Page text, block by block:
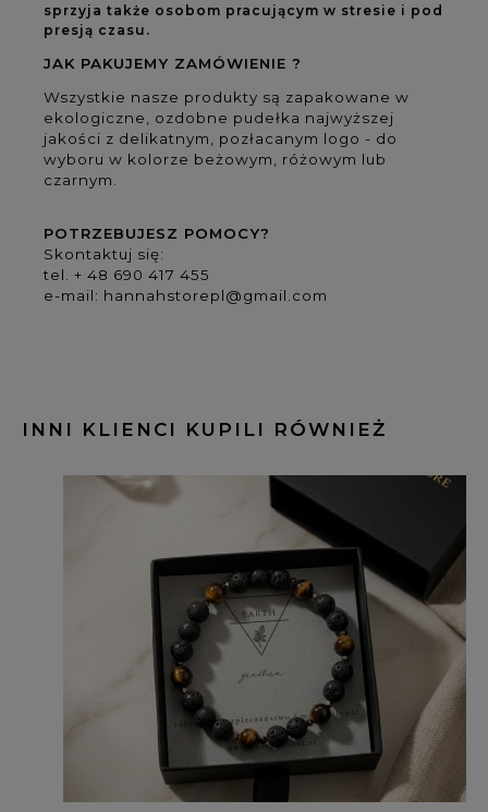
sprzyja także osobom pracującym w stresie i pod
presją czasu.
JAK PAKUJEMY ZAMÓWIENIE ?
Wszystkie nasze produkty są zapakowane w
ekologiczne, ozdobne pudełka najwyższej
jakości z delikatnym, pozłacanym logo - do
wyboru w kolorze beżowym, różowym lub
czarnym.
POTRZEBUJESZ POMOCY?
Skontaktuj się:
tel. + 48 690 417 455
e-mail: hannahstorepl@gmail.com
INNI KLIENCI KUPILI RÓWNIEŻ